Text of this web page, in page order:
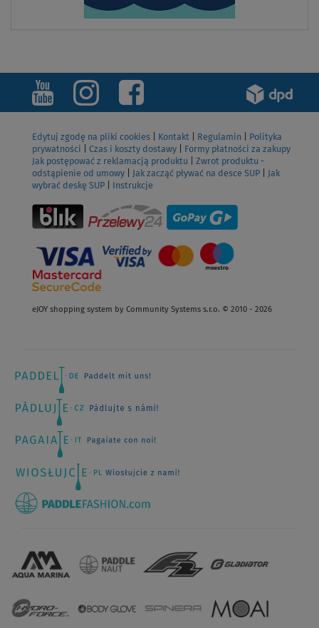
Edytuj zgodę na pliki cookies Kontakt Regulamin
Polityka
prywatności
Czas i koszty dostawy
Formy płatności za zakupy
Jak postępować z reklamacją produktu
Zwrot produktu -
odstąpienie od umowy
Jak zacząć pływać na desce SUP
Jak
wybrać deskę SUP
Instrukcje
eJOY shopping system by Community Systems s.r.o. © 2010 - 2026